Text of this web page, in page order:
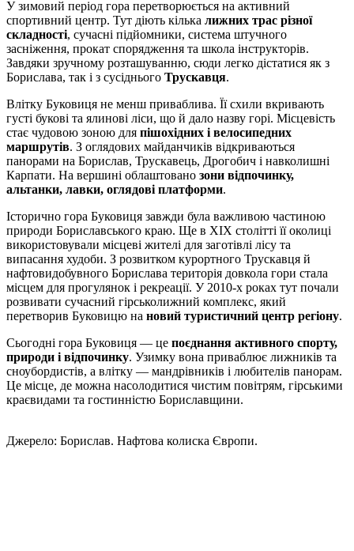
У зимовий період гора перетворюється на активний
спортивний центр. Тут діють кілька лижних трас різної
складності, сучасні підйомники, система штучного
засніження, прокат спорядження та школа інструкторів.
Завдяки зручному розташуванню, сюди легко дістатися як з
Борислава, так і з сусіднього Трускавця.
Влітку Буковиця не менш приваблива. Її схили вкривають
густі букові та ялинові ліси, що й дало назву горі. Місцевість
стає чудовою зоною для пішохідних і велосипедних
маршрутів. З оглядових майданчиків відкриваються
панорами на Борислав, Трускавець, Дрогобич і навколишні
Карпати. На вершині облаштовано зони відпочинку,
альтанки, лавки, оглядові платформи.
Історично гора Буковиця завжди була важливою частиною
природи Бориславського краю. Ще в ХІХ столітті її околиці
використовували місцеві жителі для заготівлі лісу та
випасання худоби. З розвитком курортного Трускавця й
нафтовидобувного Борислава територія довкола гори стала
місцем для прогулянок і рекреації. У 2010-х роках тут почали
розвивати сучасний гірськолижний комплекс, який
перетворив Буковицю на новий туристичний центр регіону.
Сьогодні гора Буковиця — це поєднання активного спорту,
природи і відпочинку. Узимку вона приваблює лижників та
сноубордистів, а влітку — мандрівників і любителів панорам.
Це місце, де можна насолодитися чистим повітрям, гірськими
краєвидами та гостинністю Бориславщини.
Джерело: Борислав. Нафтова колиска Європи.